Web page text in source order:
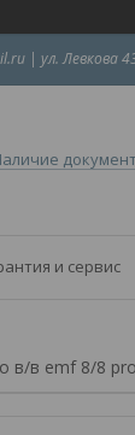
| ул. Левкова
и сервис
в/в emf 8/8